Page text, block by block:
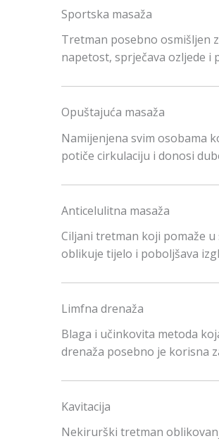
Sportska masaža
Tretman posebno osmišljen
napetost, sprječava ozljede i
Opuštajuća masaža
Namijenjena svim osobama
potiče cirkulaciju i donosi
Anticelulitna masaža
Ciljani tretman koji pomaže
oblikuje tijelo i poboljšava
Limfna drenaža
Blaga i učinkovita metoda
drenaža posebno je korisna
Kavitacija
Nekirurški tretman